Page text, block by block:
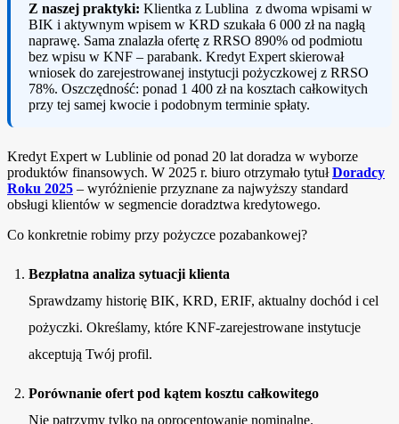
Z naszej praktyki: Klientka z Lublina z dwoma wpisami w
BIK i aktywnym wpisem w KRD szukała 6 000 zł na nagłą
naprawę. Sama znalazła ofertę z RRSO 890% od podmiotu
bez wpisu w KNF – parabank. Kredyt Expert skierował
wniosek do zarejestrowanej instytucji pożyczkowej z RRSO
78%. Oszczędność: ponad 1 400 zł na kosztach całkowitych
przy tej samej kwocie i podobnym terminie spłaty.
Kredyt Expert w Lublinie od ponad 20 lat doradza w wyborze
produktów finansowych. W 2025 r. biuro otrzymało tytułDoradcy
Roku 2025 – wyróżnienie przyznane za najwyższy standard
obsługi klientów w segmencie doradztwa kredytowego.
Co konkretnie robimy przy pożyczce pozabankowej?
Bezpłatna analiza sytuacji klienta
Sprawdzamy historię BIK, KRD, ERIF, aktualny dochód i cel
pożyczki. Określamy, które KNF-zarejestrowane instytucje
akceptują Twój profil.
Porównanie ofert pod kątem kosztu całkowitego
Nie patrzymy tylko na oprocentowanie nominalne.